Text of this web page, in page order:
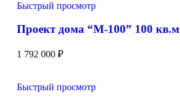
Быстрый просмотр
Проект дома “М-100” 100 кв.м
1 792 000 ₽
Быстрый просмотр